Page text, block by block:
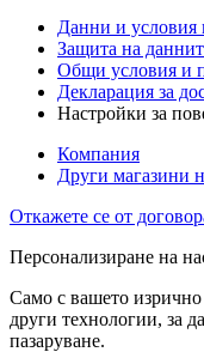
Данни и условия
Защита на
Общи условия и
Декларация за
Настройки за
Компания
Други магазини
Откажете се от
Персонализиране на
Само с вашето изрично
други технологии, за
пазаруване.